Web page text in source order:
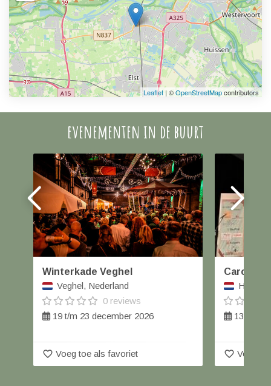
Leaflet | ©OpenStreetMapcontributors
evenementen in de buurt
Winterkade Veghel
Veghel, Nederland
0 reviews
19 t/m 23 december 2026
favorite_border Voeg toe als favoriet
Carolus
13
favorite_border Voeg